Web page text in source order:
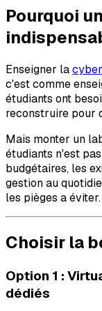
Pourquoi
Enseigner la
c'est comme
étudiants ont
reconstruire pour
Mais monter un
étudiants n'est
budgétaires, les
gestion au
les pièges a éviter.
Choisir la
Option 1 :
dédiés